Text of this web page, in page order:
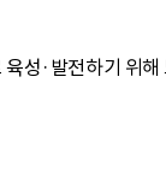
성·발전하기 위해